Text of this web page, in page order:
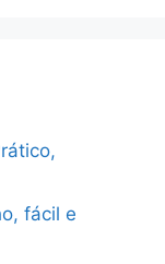
fácil e